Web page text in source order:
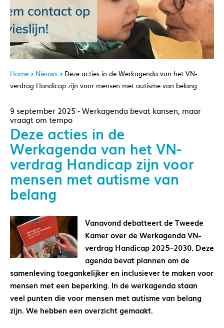
Home Nieuws
Deze acties in de Werkagenda van het VN-
verdrag Handicap zijn voor mensen met autisme van belang
9 september 2025 - Werkagenda bevat kansen, maar
vraagt om tempo
Deze acties in de
Werkagenda van het VN-
verdrag Handicap zijn voor
mensen met autisme van
belang
Vanavond debatteert de Tweede
Kamer over de Werkagenda VN-
verdrag Handicap 2025–2030. Deze
agenda bevat plannen om de
samenleving toegankelijker en inclusiever te maken voor
mensen met een beperking. In de werkagenda staan
veel punten die voor mensen met autisme van belang
zijn. We hebben een overzicht gemaakt.